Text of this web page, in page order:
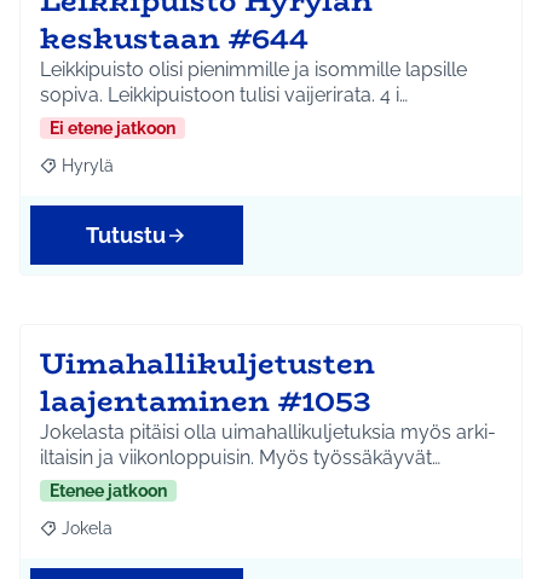
keskustaan #644
Leikkipuisto olisi pienimmille ja isommille lapsille
sopiva. Leikkipuistoon tulisi vaijerirata. 4 i…
Ei etene jatkoon
Rajaa tulokset aihepiirin mukaan: Hyrylä
Hyrylä
Tutustu
Uimahallikuljetusten
laajentaminen #1053
Jokelasta pitäisi olla uimahallikuljetuksia myös arki-
iltaisin ja viikonloppuisin. Myös työssäkäyvät…
Etenee jatkoon
Rajaa tulokset aihepiirin mukaan: Jokela
Jokela